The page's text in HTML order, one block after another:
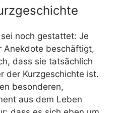
noch gestattet: Je
Anekdote beschäftigt,
dass sie tatsächlich
der Kurzgeschichte ist.
besonderen,
aus dem Leben